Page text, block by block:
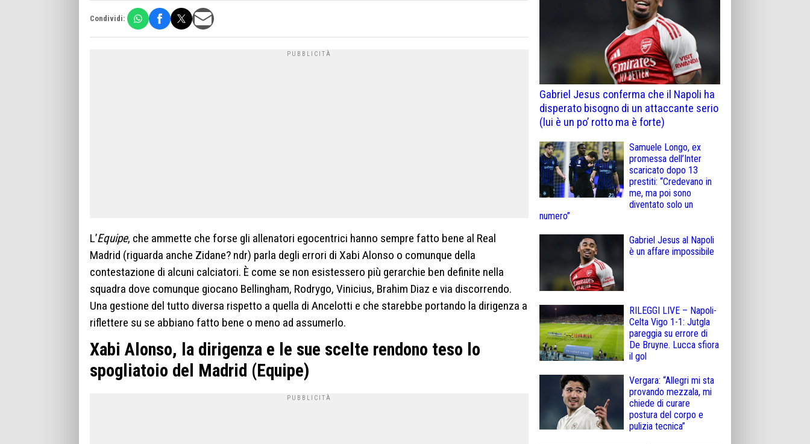
Condividi:
L’Equipe, che ammette che forse gli allenatori egocentrici hanno sempre fatto bene al Real
Madrid (riguarda anche Zidane? ndr) parla degli errori di Xabi Alonso o comunque della
contestazione di alcuni calciatori. È come se non esistessero più gerarchie ben definite nella
squadra dove comunque giocano Bellingham, Rodrygo, Vinicius, Brahim Diaz e via discorrendo.
Una gestione del tutto diversa rispetto a quella di Ancelotti e che starebbe portando la dirigenza a
riflettere su se abbiano fatto bene o meno ad assumerlo.
Xabi Alonso, la dirigenza e le sue scelte rendono teso lo
spogliatoio del Madrid (Equipe)
Gabriel Jesus conferma che il Napoli ha
disperato bisogno di un attaccante serio
(lui è un po’ rotto ma è forte)
Samuele Longo, ex
promessa dell’Inter
scaricato dopo 13
prestiti: “Credevano in
me, ma poi sono
diventato solo un
numero”
Gabriel Jesus al Napoli
è un affare impossibile
RILEGGI LIVE – Napoli-
Celta Vigo 1-1: Jutgla
pareggia su errore di
De Bruyne. Lucca sfiora
il gol
Vergara: “Allegri mi sta
provando mezzala, mi
chiede di curare
postura del corpo e
pulizia tecnica”